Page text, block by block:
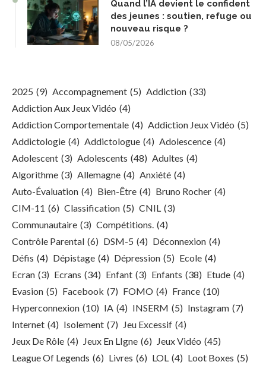
Quand l’IA devient le confident
des jeunes : soutien, refuge ou
nouveau risque ?
08/05/2026
2025 (9) Accompagnement (5) Addiction (33)
Addiction Aux Jeux Vidéo (4)
Addiction Comportementale (4) Addiction Jeux Vidéo (5)
Addictologie (4) Addictologue (4) Adolescence (4)
Adolescent (3) Adolescents (48) Adultes (4)
Algorithme (3) Allemagne (4) Anxiété (4)
Auto-Évaluation (4) Bien-Être (4) Bruno Rocher (4)
CIM-11 (6) Classification (5) CNIL (3)
Communautaire (3) Compétitions. (4)
Contrôle Parental (6) DSM-5 (4) Déconnexion (4)
Défis (4) Dépistage (4) Dépression (5) Ecole (4)
Ecran (3) Ecrans (34) Enfant (3) Enfants (38) Etude (4)
Evasion (5) Facebook (7) FOMO (4) France (10)
Hyperconnexion (10) IA (4) INSERM (5) Instagram (7)
Internet (4) Isolement (7) Jeu Excessif (4)
Jeux De Rôle (4) Jeux En LIgne (6) Jeux Vidéo (45)
League Of Legends (6) Livres (6) LOL (4) Loot Boxes (5)